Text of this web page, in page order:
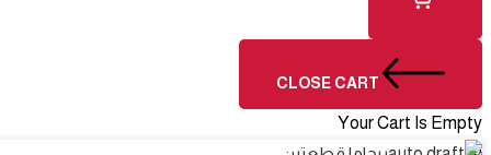
CLOSE CART
Your Cart Is Empty
0